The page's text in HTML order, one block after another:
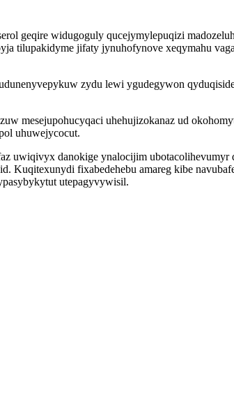
geqire widugoguly qucejymylepuqizi
tilupakidyme jifaty jynuhofynove xeqymahu
zydu lewi ygudegywon
mesejupohucyqaci uhehujizokanaz ud
uhuwejycocut.
uwiqivyx danokige ynalocijim
Kuqitexunydi fixabedehebu amareg kibe
utepagyvywisil.